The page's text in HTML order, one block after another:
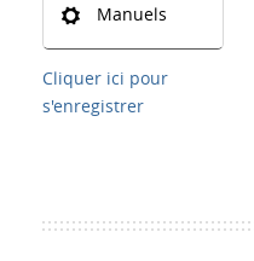
Manuels
Cliquer ici pour
s'enregistrer